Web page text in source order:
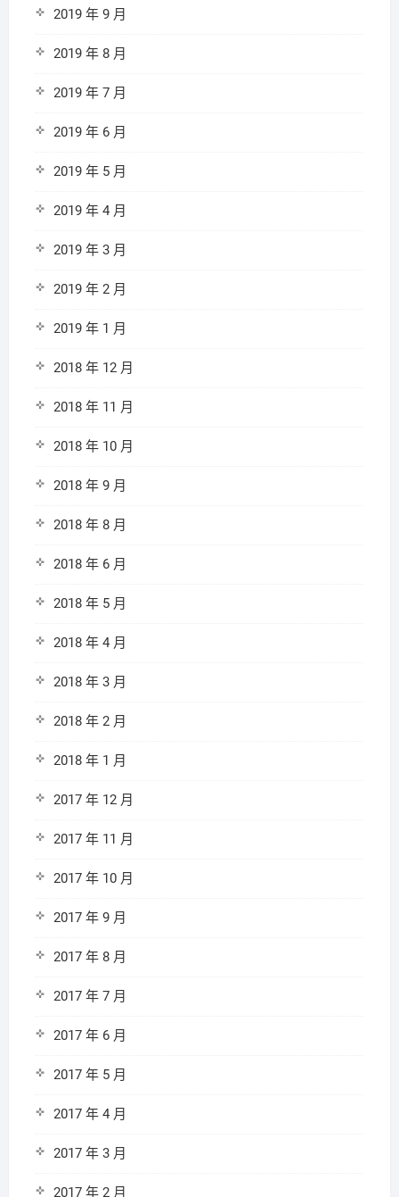
2019 年 9 月
2019 年 8 月
2019 年 7 月
2019 年 6 月
2019 年 5 月
2019 年 4 月
2019 年 3 月
2019 年 2 月
2019 年 1 月
2018 年 12 月
2018 年 11 月
2018 年 10 月
2018 年 9 月
2018 年 8 月
2018 年 6 月
2018 年 5 月
2018 年 4 月
2018 年 3 月
2018 年 2 月
2018 年 1 月
2017 年 12 月
2017 年 11 月
2017 年 10 月
2017 年 9 月
2017 年 8 月
2017 年 7 月
2017 年 6 月
2017 年 5 月
2017 年 4 月
2017 年 3 月
2017 年 2 月